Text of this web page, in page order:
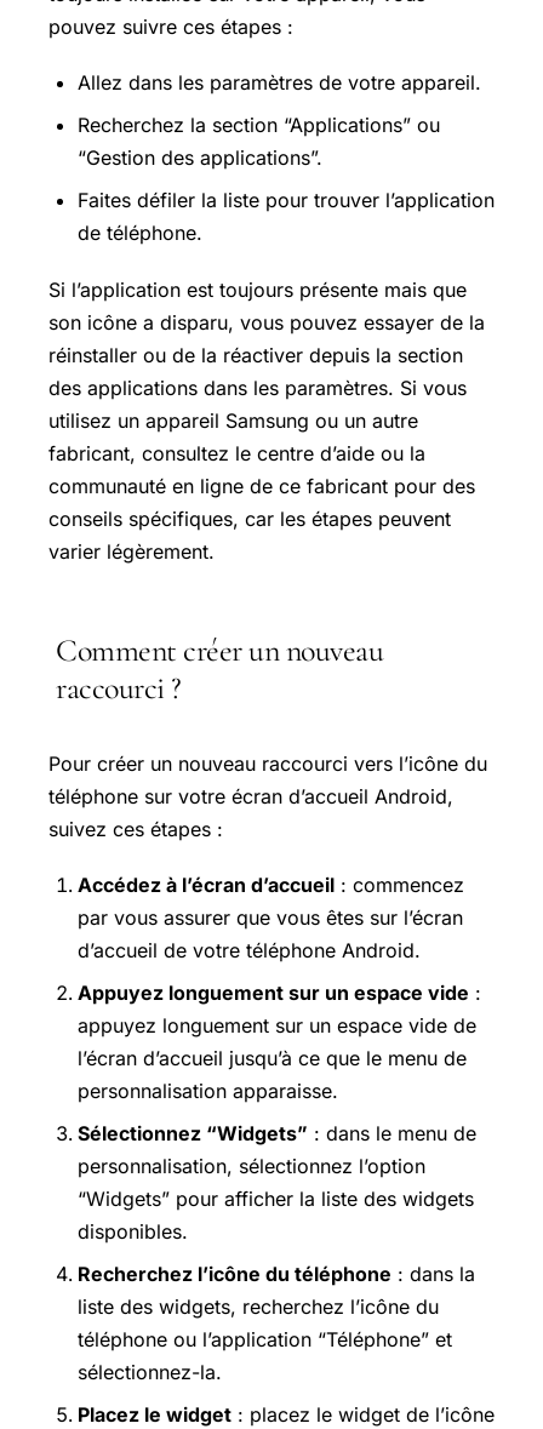
pouvez suivre ces étapes :
Allez dans les paramètres de votre appareil.
Recherchez la section “Applications” ou
“Gestion des applications”.
Faites défiler la liste pour trouver l’application
de téléphone.
Si l’application est toujours présente mais que
son icône a disparu, vous pouvez essayer de la
réinstaller ou de la réactiver depuis la section
des applications dans les paramètres. Si vous
utilisez un appareil Samsung ou un autre
fabricant, consultez le centre d’aide ou la
communauté en ligne de ce fabricant pour des
conseils spécifiques, car les étapes peuvent
varier légèrement.
Comment créer un nouveau
raccourci ?
Pour créer un nouveau raccourci vers l’icône du
téléphone sur votre écran d’accueil Android,
suivez ces étapes :
Accédez à l’écran d’accueil : commencez
par vous assurer que vous êtes sur l’écran
d’accueil de votre téléphone Android.
Appuyez longuement sur un espace vide :
appuyez longuement sur un espace vide de
l’écran d’accueil jusqu’à ce que le menu de
personnalisation apparaisse.
Sélectionnez “Widgets” : dans le menu de
personnalisation, sélectionnez l’option
“Widgets” pour afficher la liste des widgets
disponibles.
Recherchez l’icône du téléphone : dans la
liste des widgets, recherchez l’icône du
téléphone ou l’application “Téléphone” et
sélectionnez-la.
Placez le widget : placez le widget de l’icône